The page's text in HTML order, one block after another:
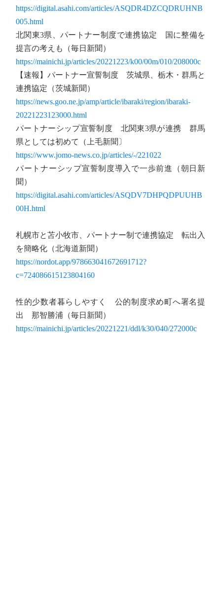
https://digital.asahi.com/articles/ASQDR4DZCQDRUHNB
005.html
北関東3県、パートナー制度で連携協定 国に整備を
提言の考えも（毎日新聞）
https://mainichi.jp/articles/20221223/k00/00m/010/208000c
【速報】パートナー宣誓制度 茨城県、栃木・群馬と
連携協定（茨城新聞）
https://news.goo.ne.jp/amp/article/ibaraki/region/ibaraki-
20221223123000.html
パートナーシップ宣誓制度 北関東3県が連携 群馬
県としては初めて（上毛新聞〕
https://www.jomo-news.co.jp/articles/-/221022
パートナーシップ宣誓制度導入で一歩前進（朝日新
聞）
https://digital.asahi.com/articles/ASQDV7DHPQDPUUHB
00H.html
札幌市と苫小牧市、パートナー制で連携協定 転出入
を簡略化（北海道新聞）
https://nordot.app/978663041672691712?
c=724086615123804160
性的少数者暮らしやすく 公的制度求め町へ署名提
出 那智勝浦（毎日新聞）
https://mainichi.jp/articles/20221221/ddl/k30/040/272000c